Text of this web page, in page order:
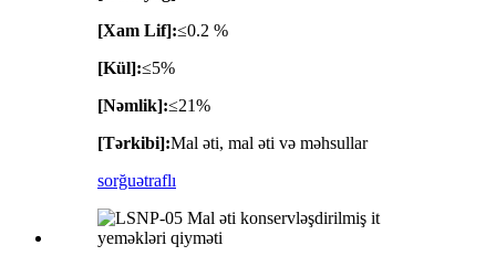
[Xam Lif]:≤0.2 %
[Kül]:≤5%
[Nəmlik]:≤21%
[Tərkibi]:Mal əti, mal əti və məhsullar
sorğuətraflı